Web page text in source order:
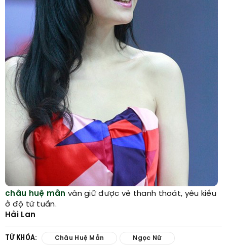
châu huệ mẫn vẫn giữ được vẻ thanh thoát, yêu kiều
ở độ tứ tuần.
Hải Lan
TỪ KHÓA: Châu Huệ Mẫn Ngọc Nữ